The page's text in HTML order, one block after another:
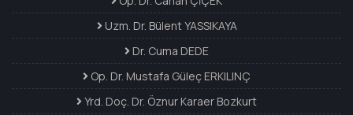
Uzm. Dr. Bülent YASSIKAYA
Dr. Cuma DEDE
Op. Dr. Mustafa Güleç ERKILINÇ
Yrd. Doç. Dr. Öznur Karaer Bozkurt